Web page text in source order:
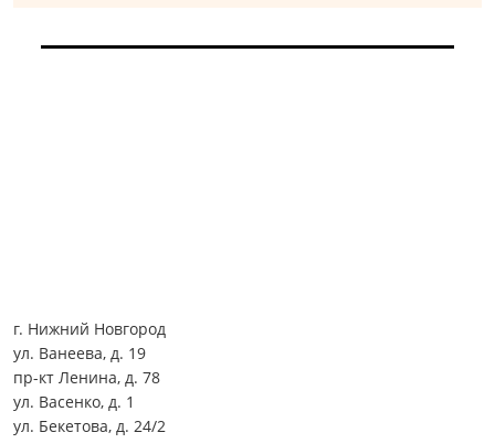
г. Нижний Новгород
ул. Ванеева, д. 19
пр-кт Ленина, д. 78
ул. Васенко, д. 1
ул. Бекетова, д. 24/2